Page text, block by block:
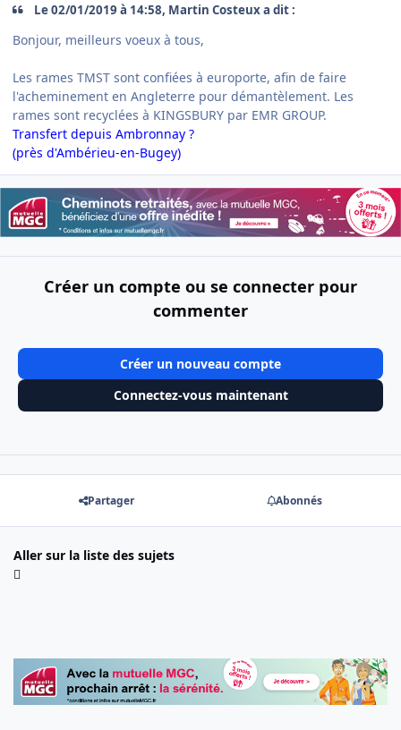
Le 02/01/2019 à 14:58, Martin Costeux a dit :
Bonjour, meilleurs voeux à tous,
Les rames TMST sont confiées à europorte, afin de faire
l'acheminement en Angleterre pour démantèlement. Les
rames sont recyclées à KINGSBURY par EMR GROUP.
Transfert depuis Ambronnay ?
(près d'Ambérieu-en-Bugey)
Créer un compte ou se connecter pour
commenter
Créer un nouveau compte
Connectez-vous maintenant
Partager Abonnés
Aller sur la liste des sujets